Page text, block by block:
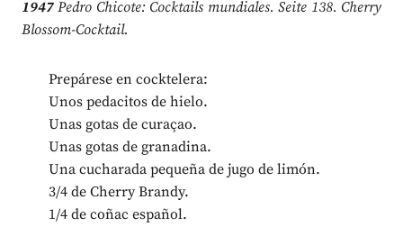
1947Pedro Chicote: Cocktails mundiales. Seite 138. Cherry
Blossom-Cocktail.
Prepárese en cocktelera:
Unos pedacitos de hielo.
Unas gotas de curaçao.
Unas gotas de granadina.
Una cucharada pequeña de jugo de limón.
3/4 de Cherry Brandy.
1/4 de coñac español.